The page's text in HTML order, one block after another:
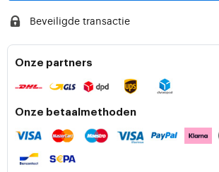
Beveiligde transactie
Onze partners
Onze betaalmethoden